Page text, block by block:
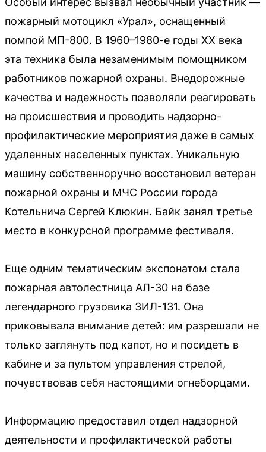
пожарный мотоцикл «Урал», оснащенный
помпой МП-800. В 1960–1980-е годы XX века
эта техника была незаменимым помощником
работников пожарной охраны. Внедорожные
качества и надежность позволяли реагировать
на происшествия и проводить надзорно-
профилактические мероприятия даже в самых
удаленных населенных пунктах. Уникальную
машину собственноручно восстановил ветеран
пожарной охраны и МЧС России города
Котельнича Сергей Клюкин. Байк занял третье
место в конкурсной программе фестиваля.
Еще одним тематическим экспонатом стала
пожарная автолестница АЛ-30 на базе
легендарного грузовика ЗИЛ-131. Она
приковывала внимание детей: им разрешали не
только заглянуть под капот, но и посидеть в
кабине и за пультом управления стрелой,
почувствовав себя настоящими огнеборцами.
Информацию предоставил отдел надзорной
деятельности и профилактической работы